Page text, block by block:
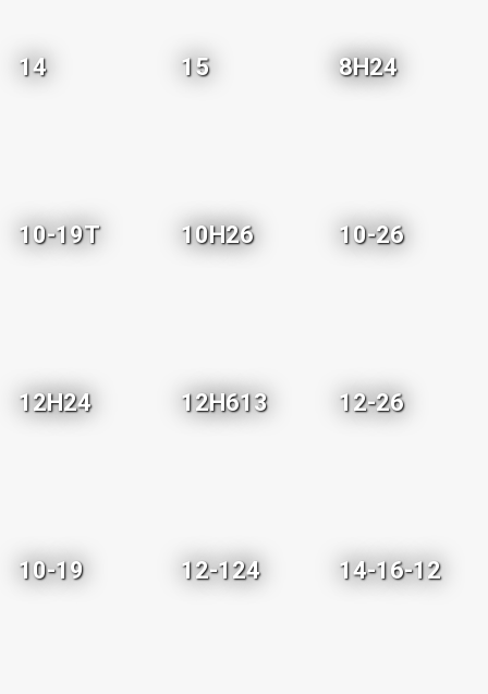
14 15 8H24
10-19T 10H26 10-26
12H24 12H613 12-26
10-19 12-124 14-16-12